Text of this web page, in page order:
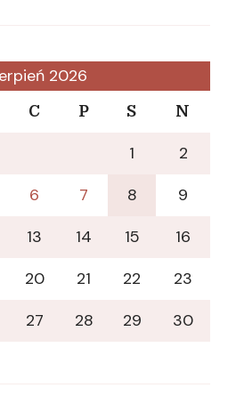
2026
C P S N
1
2
6 7 8
9
13 14 15
16
20 21 22
23
27 28 29
30